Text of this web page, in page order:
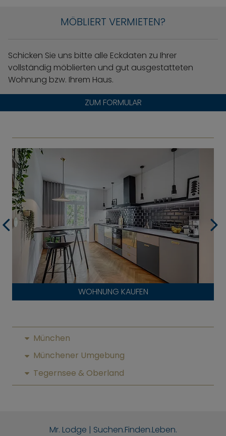
MÖBLIERT VERMIETEN?
Schicken Sie uns bitte alle Eckdaten zu Ihrer
vollständig möblierten und gut ausgestatteten
Wohnung bzw. Ihrem Haus.
ZUM FORMULAR
WOHNUNG KAUFEN
München
Münchener Umgebung
Tegernsee & Oberland
Mr. Lodge | Suchen.Finden.Leben.